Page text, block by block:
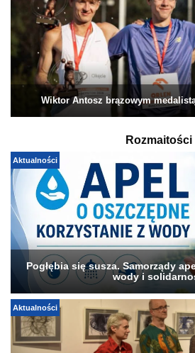
Wiktor Antosz brązowym
Rozmaitości
Aktualności
Pogłębia się susza. Samorządy
wody i
Aktualności